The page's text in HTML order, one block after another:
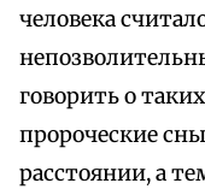
человека
говорить о
пророческие
расстоянии, а